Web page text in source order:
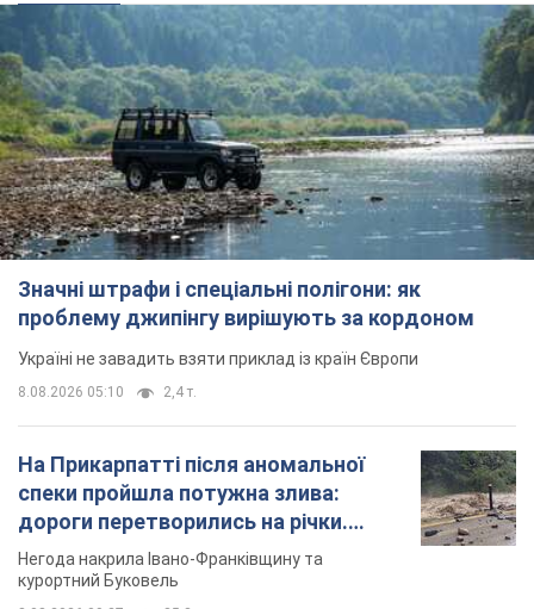
8.08.2026 05:10 2,4 т.
На Прикарпатті після аномальної
спеки пройшла потужна злива:
дороги перетворились на річки.
Відео
Негода накрила Івано-Франківщину та
курортний Буковель
8.08.2026 09:27 35,3 т.
Жінці нарахували 729 тис. грн боргу
за газ через покази зіпсованого
лічильника: суддя ухвалив
неочікуване рішення
Чи треба платити борг через донарахування
8.08.2026 14:43 31,6 т.